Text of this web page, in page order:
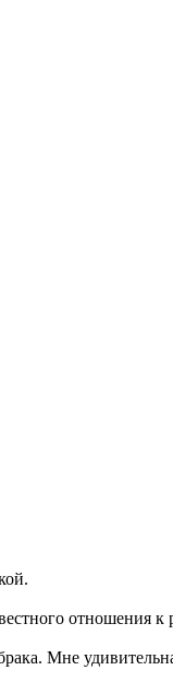
отношения
Мне